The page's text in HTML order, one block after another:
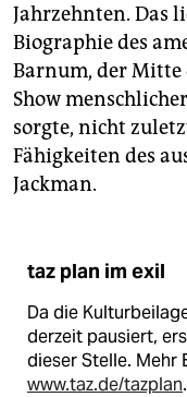
Jahrzehnten. Das
Biographie des
Barnum, der Mitte
Show
sorgte, nicht
Fähigkeiten des
Jackman.
taz plan im exil
Da die
derzeit pausiert,
dieser Stelle. Mehr
www.taz.de/tazplan.